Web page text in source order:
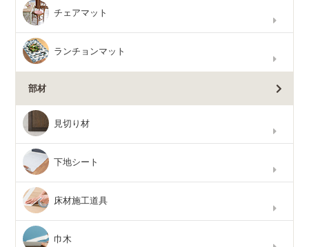
チェアマット
ランチョンマット
部材
見切り材
下地シート
床材施工道具
巾木